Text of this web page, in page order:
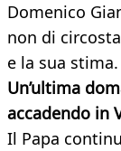
Domenico
non di
e la sua stima.
Un’ultima
accadendo in
Il Papa